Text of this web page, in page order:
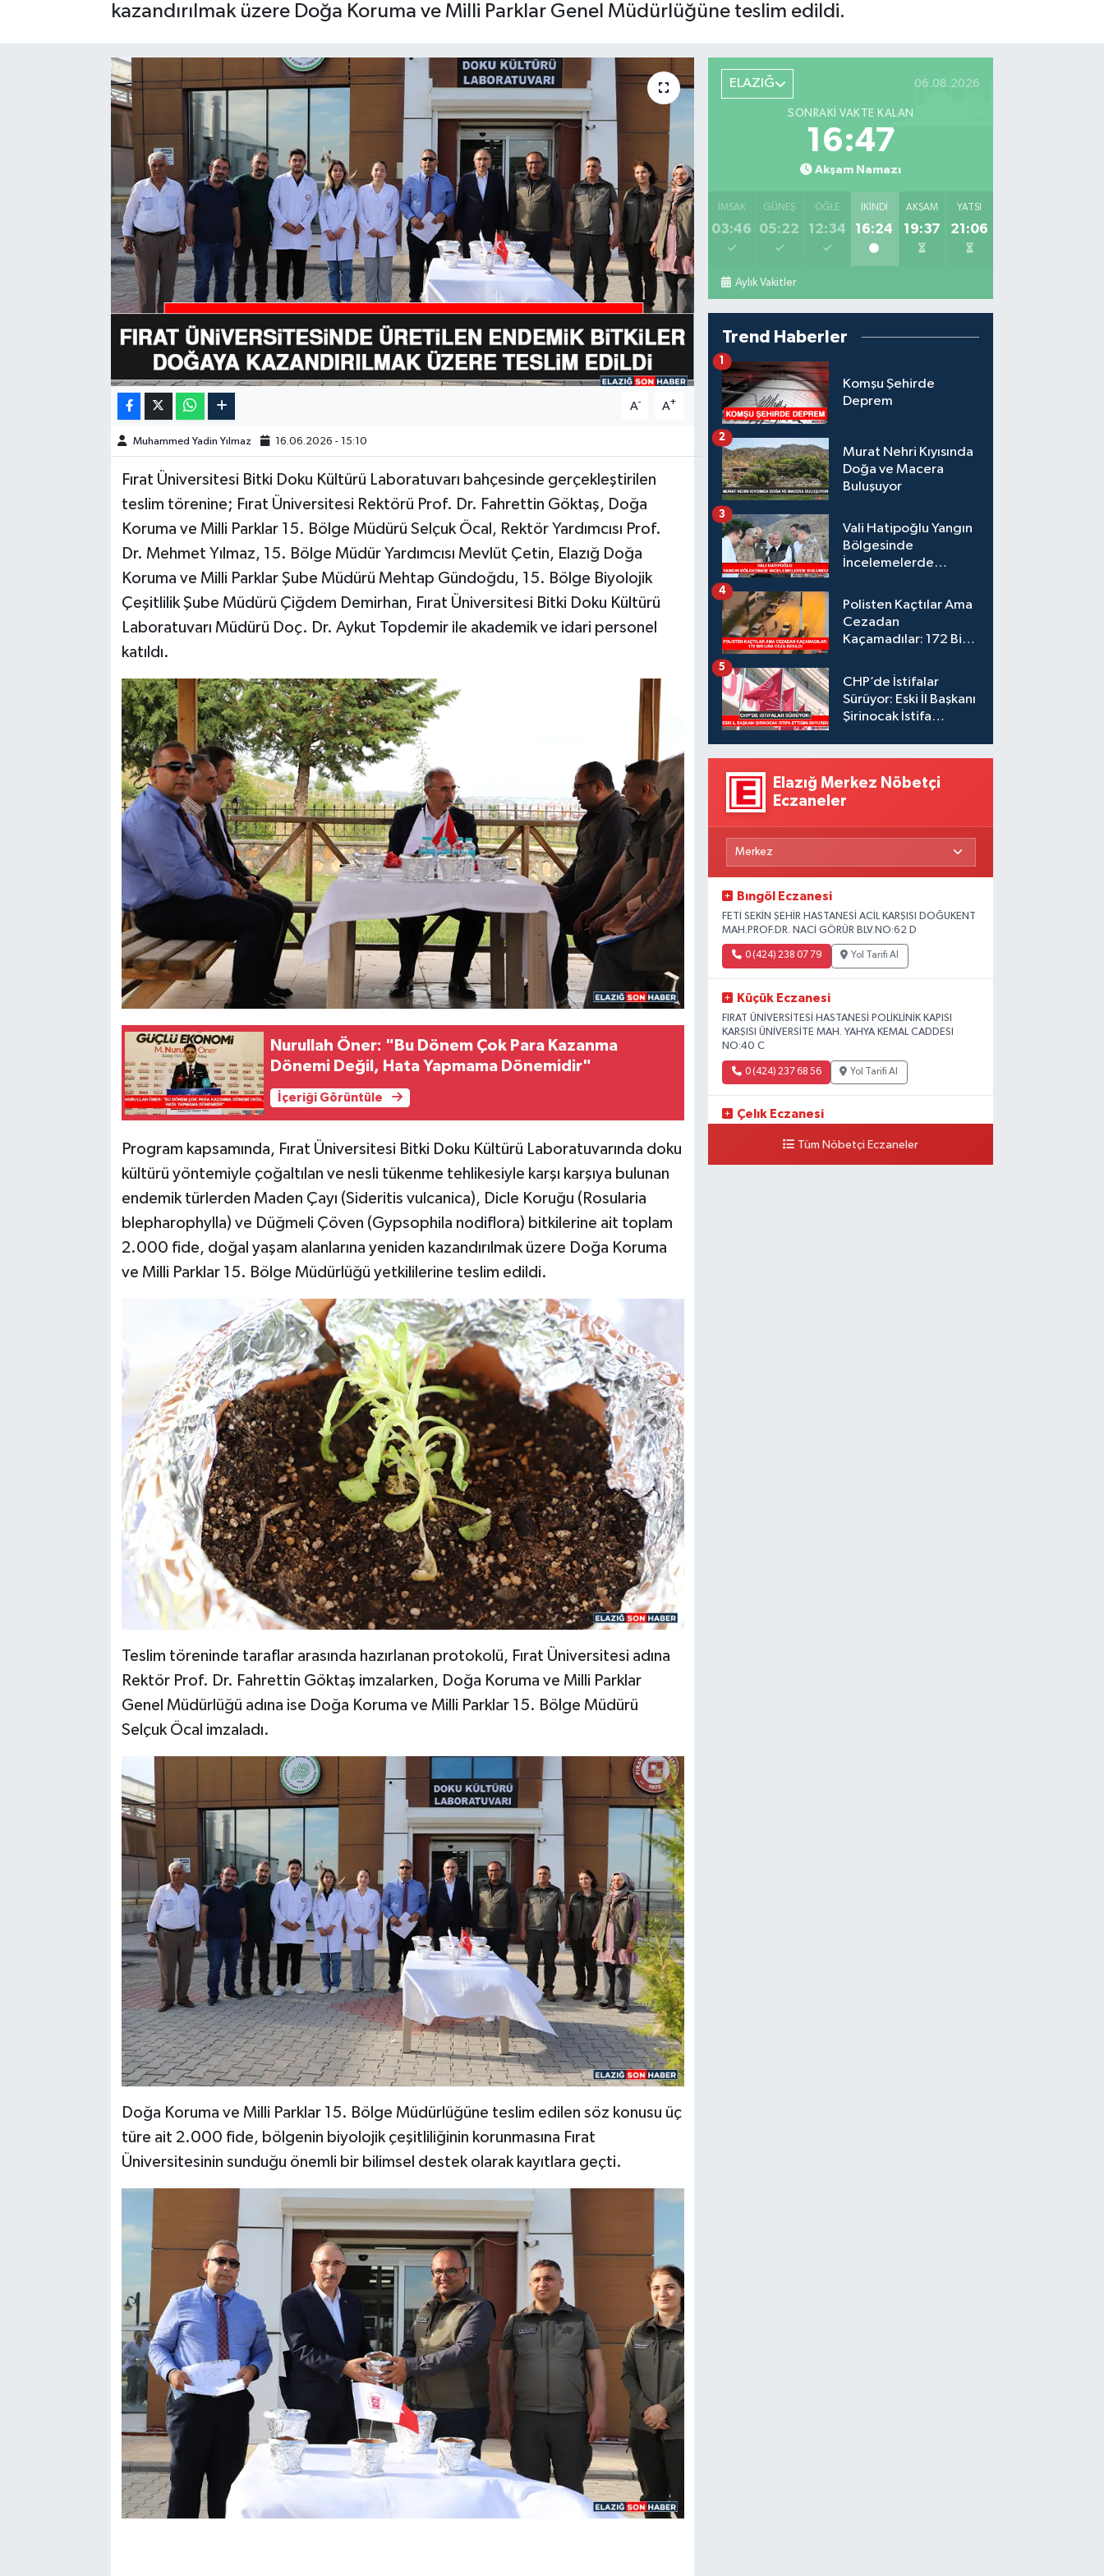
kazandırılmak üzere Doğa Koruma ve Milli Parklar Genel Müdürlüğüne teslim edildi.
A- A+
Muhammed Yadin Yılmaz 16.06.2026 - 15:10
Fırat Üniversitesi Bitki Doku Kültürü Laboratuvarı bahçesinde gerçekleştirilen
teslim törenine; Fırat Üniversitesi Rektörü Prof. Dr. Fahrettin Göktaş, Doğa
Koruma ve Milli Parklar 15. Bölge Müdürü Selçuk Öcal, Rektör Yardımcısı Prof.
Dr. Mehmet Yılmaz, 15. Bölge Müdür Yardımcısı Mevlüt Çetin, Elazığ Doğa
Koruma ve Milli Parklar Şube Müdürü Mehtap Gündoğdu, 15. Bölge Biyolojik
Çeşitlilik Şube Müdürü Çiğdem Demirhan, Fırat Üniversitesi Bitki Doku Kültürü
Laboratuvarı Müdürü Doç. Dr. Aykut Topdemir ile akademik ve idari personel
katıldı.
Nurullah Öner: "Bu Dönem Çok Para Kazanma
Dönemi Değil, Hata Yapmama Dönemidir"
İçeriği Görüntüle
Program kapsamında, Fırat Üniversitesi Bitki Doku Kültürü Laboratuvarında doku
kültürü yöntemiyle çoğaltılan ve nesli tükenme tehlikesiyle karşı karşıya bulunan
endemik türlerden Maden Çayı (Sideritis vulcanica), Dicle Koruğu (Rosularia
blepharophylla) ve Düğmeli Çöven (Gypsophila nodiflora) bitkilerine ait toplam
2.000 fide, doğal yaşam alanlarına yeniden kazandırılmak üzere Doğa Koruma
ve Milli Parklar 15. Bölge Müdürlüğü yetkililerine teslim edildi.
Teslim töreninde taraflar arasında hazırlanan protokolü, Fırat Üniversitesi adına
Rektör Prof. Dr. Fahrettin Göktaş imzalarken, Doğa Koruma ve Milli Parklar
Genel Müdürlüğü adına ise Doğa Koruma ve Milli Parklar 15. Bölge Müdürü
Selçuk Öcal imzaladı.
Doğa Koruma ve Milli Parklar 15. Bölge Müdürlüğüne teslim edilen söz konusu üç
türe ait 2.000 fide, bölgenin biyolojik çeşitliliğinin korunmasına Fırat
Üniversitesinin sunduğu önemli bir bilimsel destek olarak kayıtlara geçti.
ELAZIĞ 06.08.2026
SONRAKI VAKTE KALAN
16:45
Akşam Namazı
İMSAK
03:46
GÜNEŞ
05:22
ÖĞLE
12:34
İKINDI
16:24
AKŞAM
19:37
YATSI
21:06
Aylık Vakitler
Trend Haberler
Komşu Şehirde
Deprem
1
Murat Nehri Kıyısında
Doğa ve Macera
Buluşuyor
2
Vali Hatipoğlu Yangın
Bölgesinde
İncelemelerde
3
Polisten Kaçtılar Ama
Cezadan
Kaçamadılar: 172 Bin
4
CHP’de İstifalar
Sürüyor: Eski İl Başkanı
Şirinocak İstifa
5
Elazığ Merkez Nöbetçi
Eczaneler
Bıngöl Eczanesi
FETİ SEKİN ŞEHİR HASTANESİ ACİL KARŞISI DOĞUKENT
MAH.PROF.DR. NACİ GÖRÜR BLV.NO:62 D
0 (424) 238 07 79 Yol Tarifi Al
Küçük Eczanesi
FIRAT ÜNİVERSİTESİ HASTANESİ POLİKLİNİK KAPISI
KARŞISI ÜNİVERSİTE MAH. YAHYA KEMAL CADDESI
NO:40 C
0 (424) 237 68 56 Yol Tarifi Al
Çelık Eczanesi
MAH. 19730 SOK. NO:6 ATüm Nöbetçi Eczaneler
HABERDE İNSAN
KÜLTÜR-SANAT
MAGAZİN
ÖZEL HABER
TEKNOLOJİ